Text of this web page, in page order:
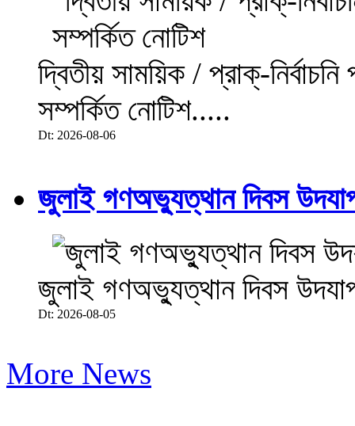
দ্বিতীয় সাময়িক / প্রাক্-
সম্পর্কিত নোটিশ.....
Dt: 2026-08-06
জুলাই গণঅভ্যুত্থান দিবস
জুলাই গণঅভ্যুত্থান দিবস
Dt: 2026-08-05
More News